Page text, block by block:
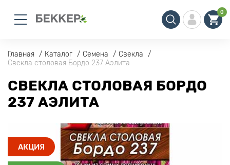
0
Главная Каталог Семена
Свекла
Свекла столовая Бордо 237 Аэлита
СВЕКЛА СТОЛОВАЯ БОРДО
237 АЭЛИТА
АКЦИЯ